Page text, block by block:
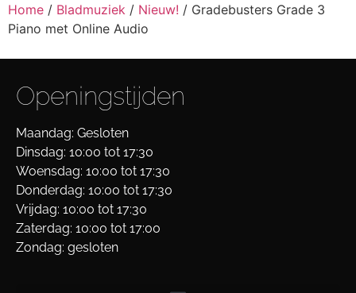
Home / Bladmuziek / Nieuw! / Gradebusters Grade 3
Piano met Online Audio
Openingstijden
Maandag: Gesloten
Dinsdag: 10:00 tot 17:30
Woensdag: 10:00 tot 17:30
Donderdag: 10:00 tot 17:30
Vrijdag: 10:00 tot 17:30
Zaterdag: 10:00 tot 17:00
Zondag: gesloten